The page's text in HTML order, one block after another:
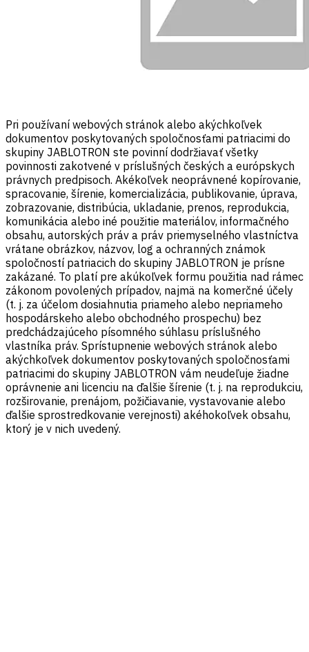
Pri používaní webových stránok alebo akýchkoľvek
dokumentov poskytovaných spoločnosťami patriacimi do
skupiny JABLOTRON ste povinní dodržiavať všetky
povinnosti zakotvené v príslušných českých a európskych
právnych predpisoch. Akékoľvek neoprávnené kopírovanie,
spracovanie, šírenie, komercializácia, publikovanie, úprava,
zobrazovanie, distribúcia, ukladanie, prenos, reprodukcia,
komunikácia alebo iné použitie materiálov, informačného
obsahu, autorských práv a práv priemyselného vlastníctva
vrátane obrázkov, názvov, log a ochranných známok
spoločností patriacich do skupiny JABLOTRON je prísne
zakázané. To platí pre akúkoľvek formu použitia nad rámec
zákonom povolených prípadov, najmä na komerčné účely
(t. j. za účelom dosiahnutia priameho alebo nepriameho
hospodárskeho alebo obchodného prospechu) bez
predchádzajúceho písomného súhlasu príslušného
vlastníka práv. Sprístupnenie webových stránok alebo
akýchkoľvek dokumentov poskytovaných spoločnosťami
patriacimi do skupiny JABLOTRON vám neudeľuje žiadne
oprávnenie ani licenciu na ďalšie šírenie (t. j. na reprodukciu,
rozširovanie, prenájom, požičiavanie, vystavovanie alebo
ďalšie sprostredkovanie verejnosti) akéhokoľvek obsahu,
ktorý je v nich uvedený.